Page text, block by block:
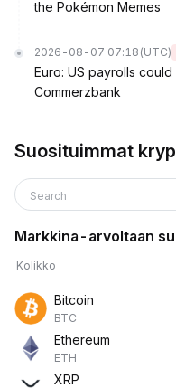
the Pokémon Memes
2026-08-07 07:18 (UTC)
Euro: US payrolls
Commerzbank
Suosituimmat
Search
Markkina-arvoltaan
Kolikko
Bitcoin
BTC
Ethereum
ETH
XRP